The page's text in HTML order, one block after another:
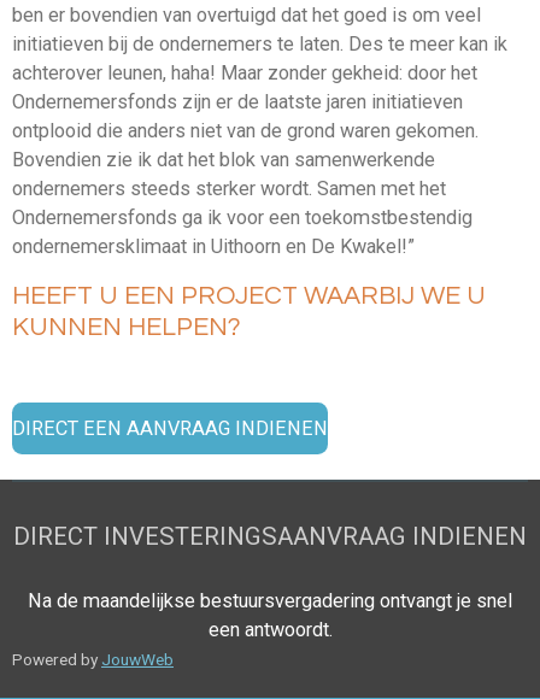
ben er bovendien van overtuigd dat het goed is om veel
initiatieven bij de ondernemers te laten. Des te meer kan ik
achterover leunen, haha! Maar zonder gekheid: door het
Ondernemersfonds zijn er de laatste jaren initiatieven
ontplooid die anders niet van de grond waren gekomen.
Bovendien zie ik dat het blok van samenwerkende
ondernemers steeds sterker wordt. Samen met het
Ondernemersfonds ga ik voor een toekomstbestendig
ondernemersklimaat in Uithoorn en De Kwakel!”
HEEFT U EEN PROJECT WAARBIJ WE U
KUNNEN HELPEN?
DIRECT EEN AANVRAAG INDIENEN
DIRECT INVESTERINGSAANVRAAG INDIENEN
Na de maandelijkse bestuursvergadering ontvangt je snel
een antwoordt.
Powered by JouwWeb